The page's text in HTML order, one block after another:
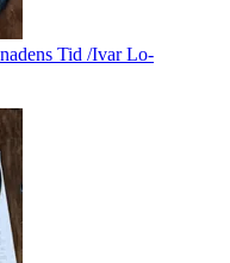
Tid /Ivar Lo-